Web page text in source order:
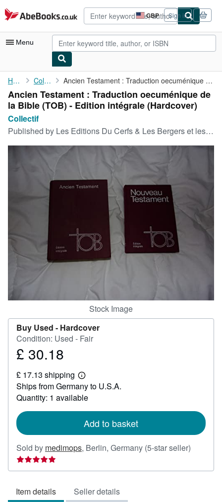
Skip to main content
AbeBooks.co.uk GBP
Site
shopping
preferences
Sign in
Menu
My Account
My Purchases
Advanced Search
Browse Collections
Art & Collectables
Help
CLOSE
Home Collectif Ancien Testament : Traduction oecuménique de la Bible (TOB) - ...
Ancien Testament : Traduction oecuménique de
la Bible (TOB) - Edition intégrale (Hardcover)
Collectif
Published by Les Editions Du Cerfs & Les Bergers et les Mages
Stock Image
Buy Used - Hardcover
Condition: Used - Fair
Price
30.18
£ 30.18
£ 17.13 shipping
Learn
more
about
shipping
Ships from Germany to U.S.A.
Quantity: 1 available
Add to basket
Sold by medimops, Berlin, Germany (5-star seller)
5
Item details Seller details